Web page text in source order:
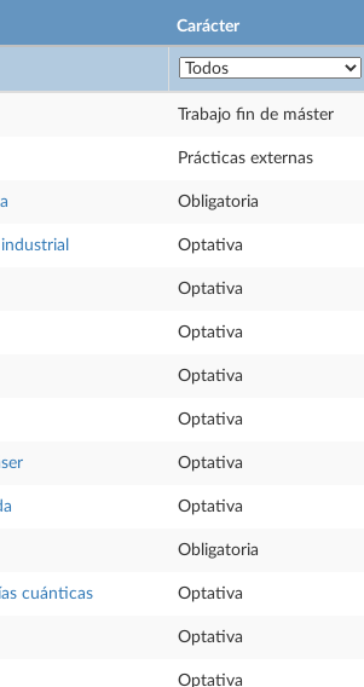
Carácter
Trabajo fin de máster
Prácticas externas
Obligatoria
Optativa
Optativa
Optativa
Optativa
Optativa
Optativa
Optativa
Obligatoria
cuánticas Optativa
Optativa
Optativa